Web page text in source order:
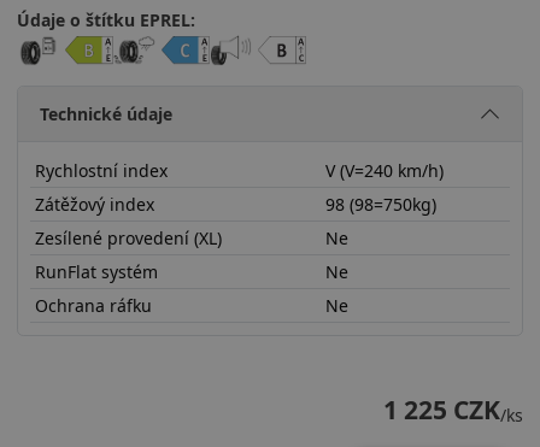
Údaje o štítku EPREL:
Technické údaje
Rychlostní index
V (V=240 km/h)
Zátěžový index
98 (98=750kg)
Zesílené provedení (XL)
Ne
RunFlat systém
Ne
Ochrana ráfku
Ne
1 225 CZK/ks